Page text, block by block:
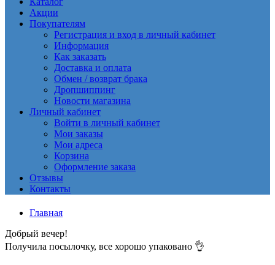
Акции
Покупателям
Регистрация и вход в личный кабинет
Информация
Как заказать
Доставка и оплата
Обмен / возврат брака
Дропшиппинг
Новости магазина
Личный кабинет
Войти в личный кабинет
Мои заказы
Мои адреса
Корзина
Оформление заказа
Отзывы
Контакты
Главная
Добрый вечер!
Получила посылочку, все хорошо упаковано 👌